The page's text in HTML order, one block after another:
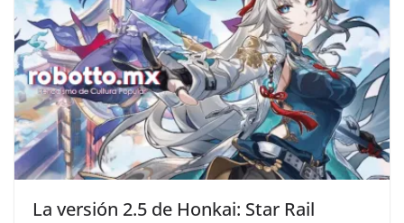
La versión 2.5 de Honkai: Star Rail